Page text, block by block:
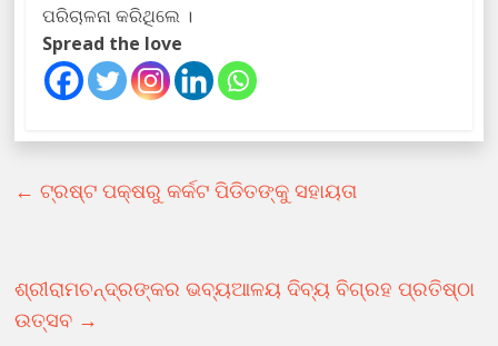
ପରିଚାଳନା କରିଥିଲେ ।
Spread the love
← ଟ୍ରଷ୍ଟ ପକ୍ଷରୁ କର୍କଟ ପିଡିତଙ୍କୁ ସହାୟତା
ଶ୍ରୀରାମଚନ୍ଦ୍ରଙ୍କର ଭବ୍ୟଆଳୟ ଦିବ୍ୟ ବିଗ୍ରହ ପ୍ରତିଷ୍ଠା
ଉତ୍ସବ →